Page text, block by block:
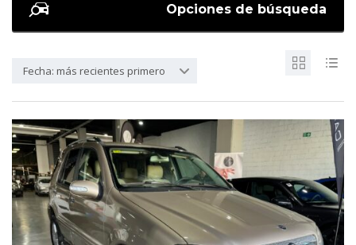
Opciones de búsqueda
Fecha: más recientes primero